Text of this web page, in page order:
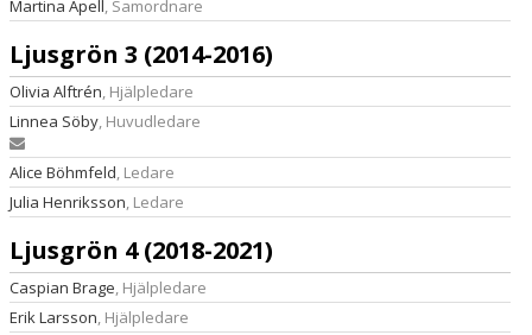
Martina Apell, Samordnare
Ljusgrön 3 (2014-2016)
Olivia Alftrén, Hjälpledare
Linnea Söby, Huvudledare
Alice Böhmfeld, Ledare
Julia Henriksson, Ledare
Ljusgrön 4 (2018-2021)
Caspian Brage, Hjälpledare
Erik Larsson, Hjälpledare